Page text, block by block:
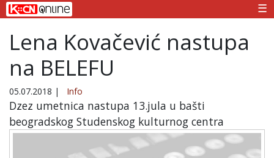
☰
Lena Kovačević nastupa
na BELEFU
05.07.2018 | Info
Dzez umetnica nastupa 13.jula u bašti
beogradskog Studenskog kulturnog centra